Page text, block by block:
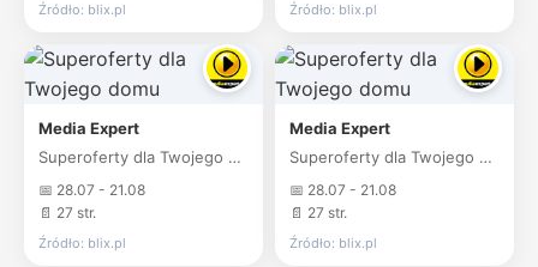
Źródło: blix.pl Źródło: blix.pl
Media Expert
Superoferty dla Twojego domu
📅 28.07 - 21.08
📄 27 str.
Źródło: blix.pl
Media Expert
Superoferty dla Twojego domu
📅 28.07 - 21.08
📄 27 str.
Źródło: blix.pl